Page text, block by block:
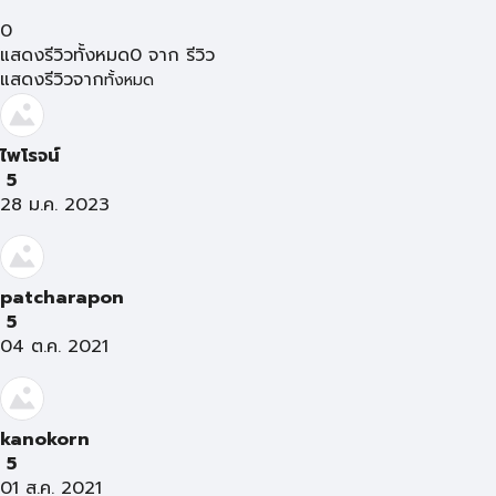
0
แสดงรีวิวทั้งหมด0 จาก รีวิว
แสดงรีวิวจากทั้งหมด
ไพโรจน์
5
28 ม.ค. 2023
patcharapon
5
04 ต.ค. 2021
kanokorn
5
01 ส.ค. 2021